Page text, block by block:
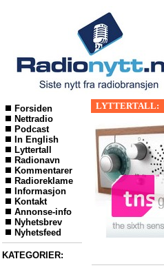
Forsiden
Nettradio
Podcast
In English
Lyttertall
Radionavn
Kommentarer
Radioreklame
Informasjon
Kontakt
Annonse-info
Nyhetsbrev
Nyhetsfeed
KATEGORIER:
LYTTERTALL: